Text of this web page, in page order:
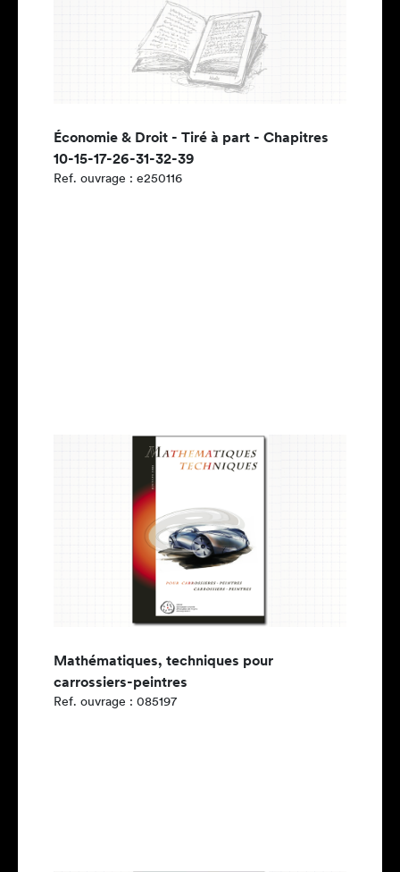
Économie & Droit - Tiré à part - Chapitres
10-15-17-26-31-32-39
Ref. ouvrage : e250116
Mathématiques, techniques pour
carrossiers-peintres
Ref. ouvrage : 085197